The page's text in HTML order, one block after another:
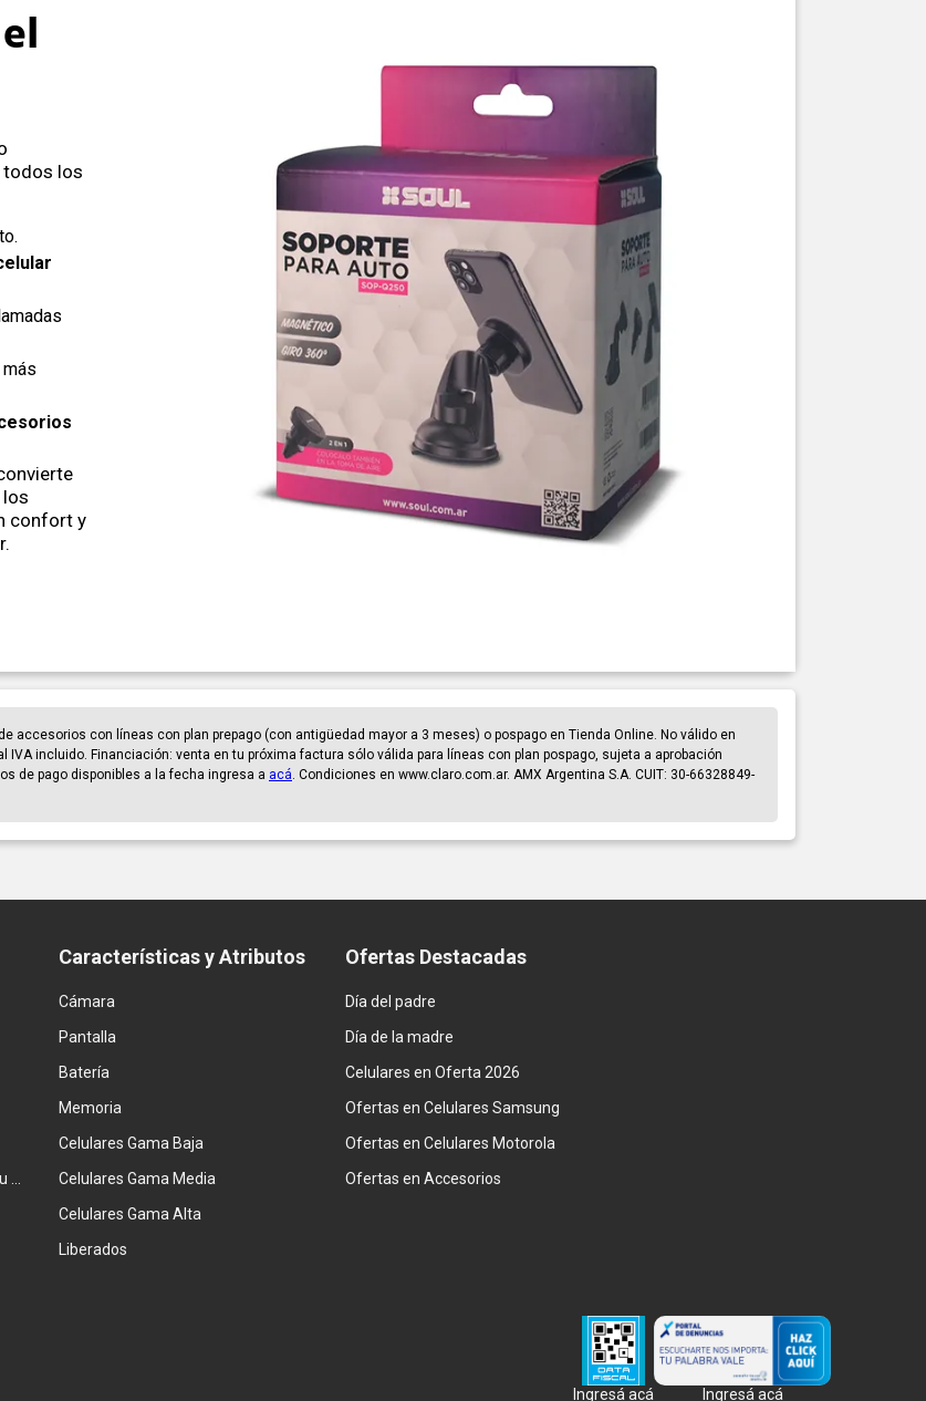
todos los
los
confort y
accesorios con líneas con plan prepago (con antigüedad mayor a 3 meses) o pospago en Tienda Online. No válido en
IVA incluido. Financiación: venta en tu próxima factura sólo válida para líneas con plan pospago, sujeta a aprobación
de pago disponibles a la fecha ingresa a acá. Condiciones en www.claro.com.ar. AMX Argentina S.A. CUIT: 30-66328849-
Características y Atributos
Cámara
Pantalla
Batería
Memoria
Celulares Gama Baja
Celulares Gama Media
Celulares Gama Alta
Liberados
Ofertas Destacadas
Día del padre
Día de la madre
Celulares en Oferta 2026
Ofertas en Celulares Samsung
Ofertas en Celulares Motorola
Ofertas en Accesorios
Ingresá acá Ingresá acá